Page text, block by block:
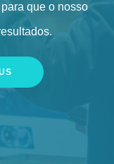
que o nosso